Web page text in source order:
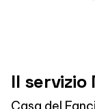
Il servizio